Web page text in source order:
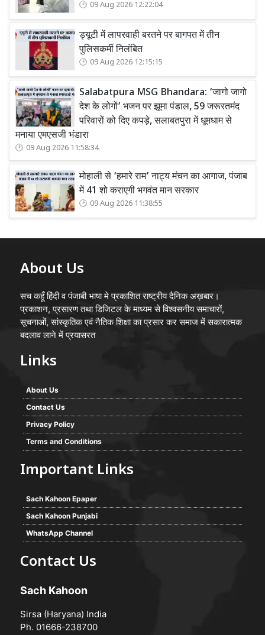
09 Aug 2026 12:22:04
ड्यूटी में लापरवाही बरतने पर बागपत में तीन
पुलिसकर्मी निलंबित
09 Aug 2026 12:15:15
Salabatpura MSG Bhandara: ‘जागो जागो
देश के लोगों’ भजन पर झूमा पंडाल, 59 जरूरतमंद
परिवारों को दिए कपड़े, सलाबतपुरा में धूमधाम से
मनाया एमएसजी भंडारा
09 Aug 2026 11:58:34
मोहाली से ‘हमारे राम’ नाट्य मंचन का आगाज, पंजाब
में 41 शो कराएगी भगवंत मान सरकार
09 Aug 2026 11:38:55
About Us
सच कहूँ हिंदी व पंजाबी भाषा मे प्रकाशित राष्ट्रीय दैनिक अख़बार।
प्रकाशन, प्रसारण तथा डिजिटल के माध्यम से विश्वसनीय समाचारों,
सूचनाओं, सांस्कृतिक एवं नैतिक शिक्षा का प्रसार कर समाज में सकारात्मक
बदलाव लाने में प्रयासरत
Links
About Us
Contact Us
Privacy Policy
Terms and Conditions
Important Links
Sach Kahoon Epaper
Sach Kahoon Punjabi
WhatsApp Channel
Contact Us
Sach Kahoon
Sirsa (Haryana) India
Ph. 01666-238700